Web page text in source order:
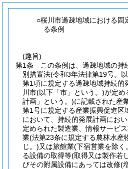
○桜川市過疎地域における固
る条例
(趣旨)
第1条
この条例は、過疎地域の
別措置法(令和3年法律第19号。
第1項に規定する過疎地域持続的
川市(以下「市」という。)が定め
計画」という。)に記載された産
第1号に規定する産業振興促進区
において、持続的発展計画にお
定められた製造業、情報サービ
業(法第23条に規定する農林水産
じ。)又は旅館業(下宿営業を除く
る設備の取得等(取得又は製作若
びその附属設備にあっては改修(